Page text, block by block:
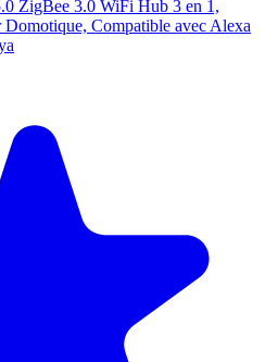
ZigBee 3.0 WiFi Hub 3 en 1,
Compatible avec Alexa